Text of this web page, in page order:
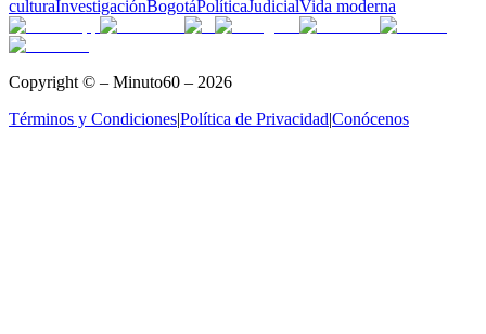
culturaInvestigaciónBogotáPolíticaJudicialVida moderna
Copyright © – Minuto60 – 2026
Términos y Condiciones|Política de Privacidad|Conócenos